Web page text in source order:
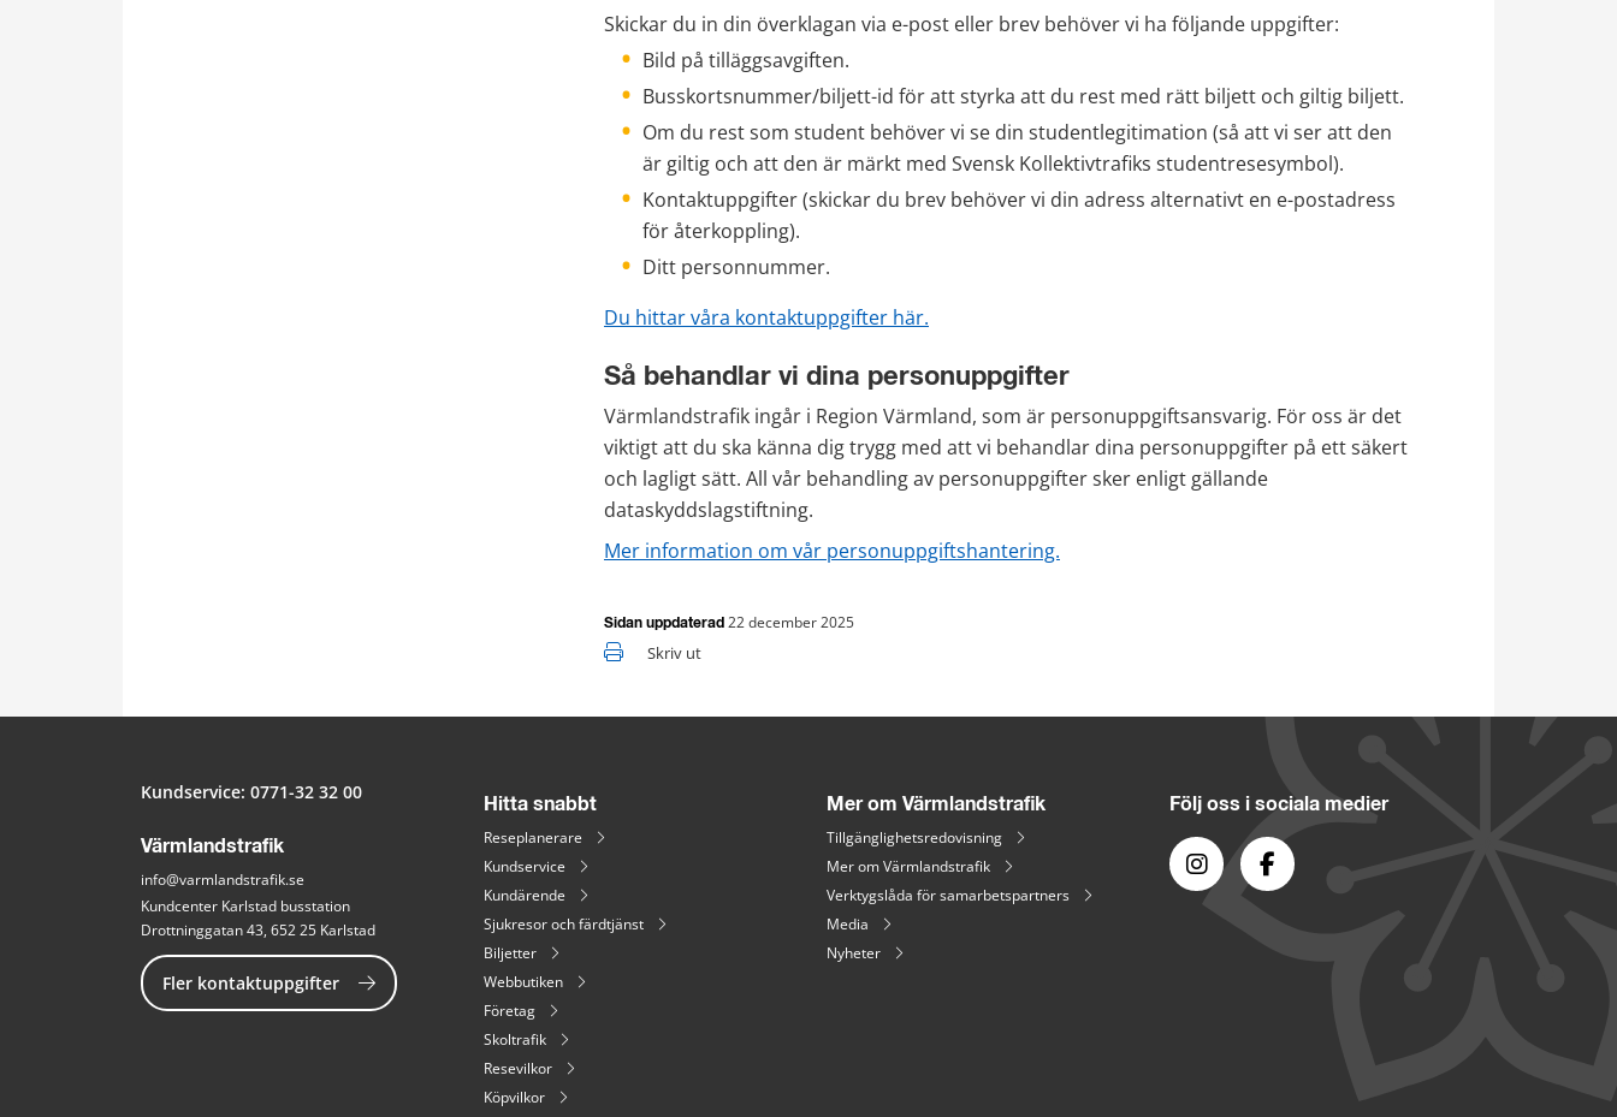
Skickar du in din överklagan via e-post eller brev behöver vi ha följande uppgifter:
Bild på tilläggsavgiften.
Busskortsnummer/biljett-id för att styrka att du rest med rätt biljett och giltig biljett.
Om du rest som student behöver vi se din studentlegitimation (så att vi ser att den
är giltig och att den är märkt med Svensk Kollektivtrafiks studentresesymbol).
Kontaktuppgifter (skickar du brev behöver vi din adress alternativt en e-postadress
för återkoppling).
Ditt personnummer.
Du hittar våra kontaktuppgifter här.
Så behandlar vi dina personuppgifter
Värmlandstrafik ingår i Region Värmland, som är personuppgiftsansvarig. För oss är det
viktigt att du ska känna dig trygg med att vi behandlar dina personuppgifter på ett säkert
och lagligt sätt. All vår behandling av personuppgifter sker enligt gällande
dataskyddslagstiftning.
Mer information om vår personuppgiftshantering.
Sidan uppdaterad 22 december 2025
Skriv ut
Kundservice: 0771-32 32 00
Värmlandstrafik
info@varmlandstrafik.se
Kundcenter Karlstad busstation
Drottninggatan 43, 652 25 Karlstad
Fler kontaktuppgifter
Hitta snabbt
Reseplanerare
Kundservice
Kundärende
Sjukresor och färdtjänst
Biljetter
Webbutiken
Företag
Skoltrafik
Resevilkor
Köpvilkor
Mer om Värmlandstrafik
Tillgänglighetsredovisning
Mer om Värmlandstrafik
Verktygslåda för samarbetspartners
Media
Nyheter
Följ oss i sociala medier